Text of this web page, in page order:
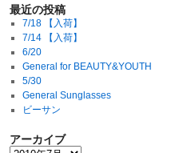
最近の投稿
7/18 【入荷】
7/14 【入荷】
6/20
General for BEAUTY&YOUTH
5/30
General Sunglasses
ビーサン
アーカイブ